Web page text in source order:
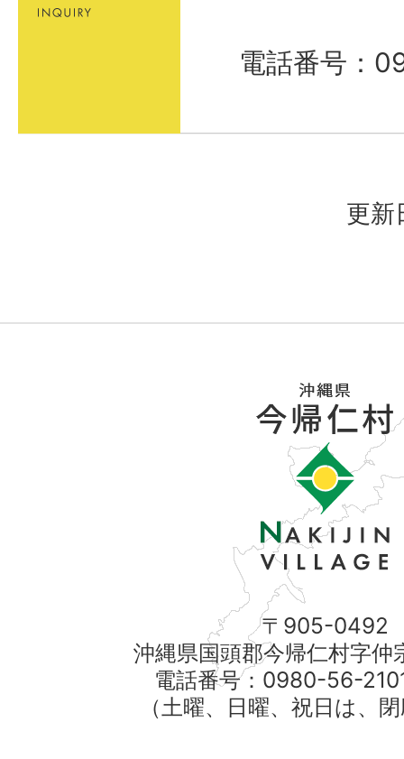
電話番号：
更新
〒905-0492
沖縄県国頭郡今帰仁村字仲
電話番号：0980-56-
（土曜、日曜、祝日は、